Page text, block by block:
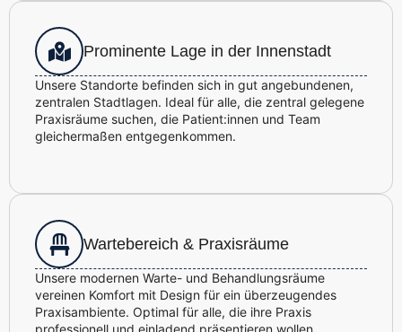
Prominente Lage in der Innenstadt
Unsere Standorte befinden sich in gut angebundenen,
zentralen Stadtlagen. Ideal für alle, die zentral gelegene
Praxisräume suchen, die Patient:innen und Team
gleichermaßen entgegenkommen.
Wartebereich & Praxisräume
Unsere modernen Warte- und Behandlungsräume
vereinen Komfort mit Design für ein überzeugendes
Praxisambiente. Optimal für alle, die ihre Praxis